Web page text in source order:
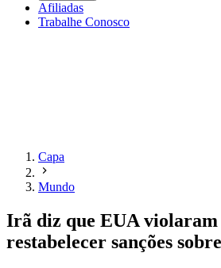
Afiliadas
Trabalhe Conosco
Capa
Mundo
Irã diz que EUA violaram
restabelecer sanções